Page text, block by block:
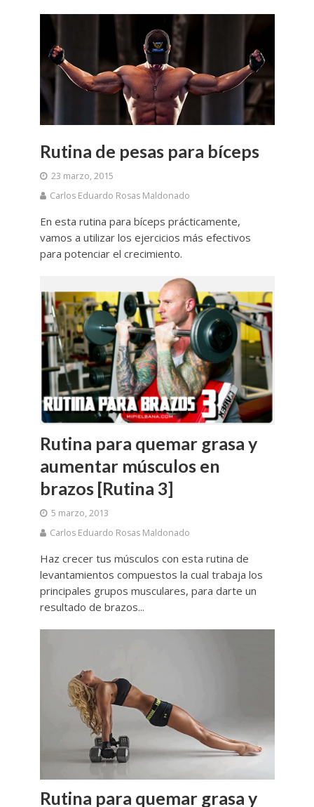
Rutina de pesas para bíceps
23 marzo, 2015
Carlos Eduardo Rosas Maldonado
En esta rutina para bíceps prácticamente,
vamos a utilizar los ejercicios más efectivos
para potenciar el crecimiento.
Rutina para quemar grasa y
aumentar músculos en
brazos [Rutina 3]
5 marzo, 2013
Carlos Eduardo Rosas Maldonado
Haz crecer tus músculos con esta rutina de
levantamientos compuestos la cual trabaja los
principales grupos musculares, para darte un
resultado de brazos...
Rutina para quemar grasa y